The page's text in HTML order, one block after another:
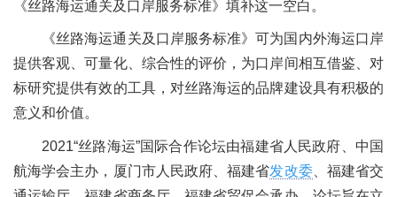
《丝路海运通关及口岸服务标准》填补这一空白。
《丝路海运通关及口岸服务标准》可为国内外海运口岸
提供客观、可量化、综合性的评价，为口岸间相互借鉴、对
标研究提供有效的工具，对丝路海运的品牌建设具有积极的
意义和价值。
2021“丝路海运”国际合作论坛由福建省人民政府、中国
航海学会主办，厦门市人民政府、福建省发改委、福建省交